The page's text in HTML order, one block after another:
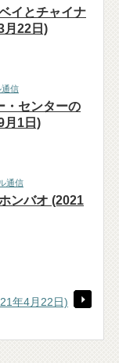
イとチャイナ
月22日)
通信
・センターの
月1日)
通信
ンバオ (2021
年4月22日)